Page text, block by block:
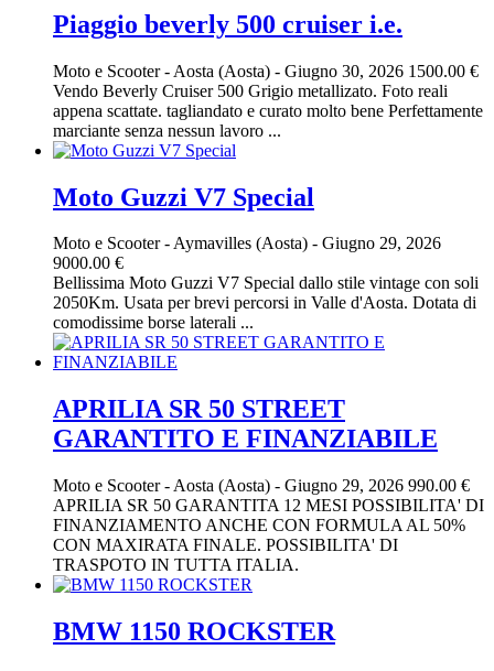
Piaggio beverly 500 cruiser i.e.
Moto e Scooter- Aosta (Aosta) - Giugno 30, 2026 1500.00 €
Vendo Beverly Cruiser 500 Grigio metallizato. Foto reali
appena scattate. tagliandato e curato molto bene Perfettamente
marciante senza nessun lavoro ...
Moto Guzzi V7 Special
Moto e Scooter-Aymavilles (Aosta) - Giugno 29, 2026
9000.00 €
Bellissima Moto Guzzi V7 Special dallo stile vintage con soli
2050Km. Usata per brevi percorsi in Valle d'Aosta. Dotata di
comodissime borse laterali ...
APRILIA SR 50 STREET
GARANTITO E FINANZIABILE
Moto e Scooter- Aosta (Aosta) - Giugno 29, 2026 990.00 €
APRILIA SR 50 GARANTITA 12 MESI POSSIBILITA' DI
FINANZIAMENTO ANCHE CON FORMULA AL 50%
CON MAXIRATA FINALE. POSSIBILITA' DI
TRASPOTO IN TUTTA ITALIA.
BMW 1150 ROCKSTER